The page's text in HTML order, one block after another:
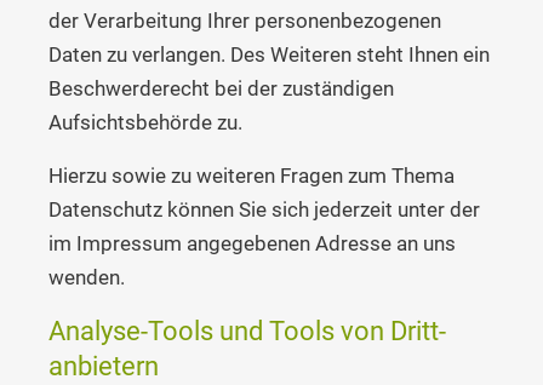
der Verarbeitung Ihrer personenbezogenen
Daten zu verlangen. Des Weiteren steht Ihnen ein
Beschwerderecht bei der zuständigen
Aufsichtsbehörde zu.
Hierzu sowie zu weiteren Fragen zum Thema
Datenschutz können Sie sich jederzeit unter der
im Impressum angegebenen Adresse an uns
wenden.
Analyse-Tools und Tools von Dritt­
anbietern